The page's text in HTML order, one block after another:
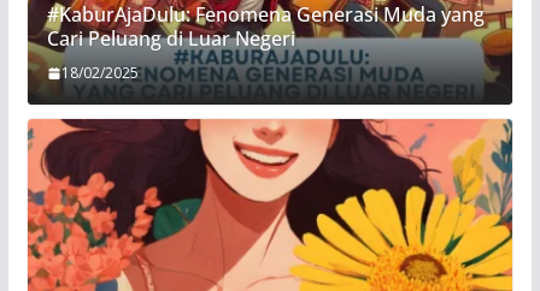
#KaburAjaDulu: Fenomena Generasi Muda yang
Cari Peluang di Luar Negeri
18/02/2025